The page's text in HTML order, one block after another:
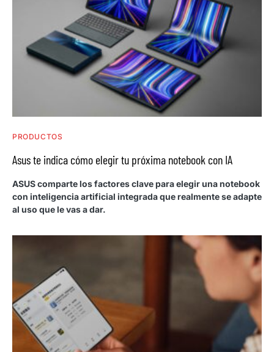
PRODUCTOS
Asus te indica cómo elegir tu próxima notebook con IA
ASUS comparte los factores clave para elegir una notebook
con inteligencia artificial integrada que realmente se adapte
al uso que le vas a dar.